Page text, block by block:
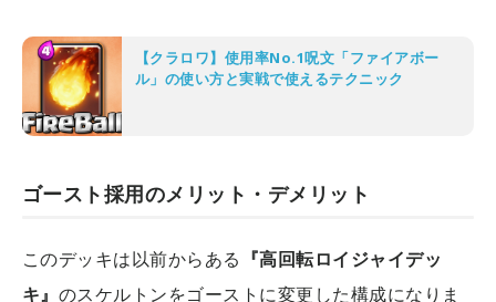
【クラロワ】使用率No.1呪文「ファイアボー
ル」の使い方と実戦で使えるテクニック
ゴースト採用のメリット・デメリット
このデッキは以前からある 『高回転ロイジャイデッ
キ』 のスケルトンをゴーストに変更した構成になりま